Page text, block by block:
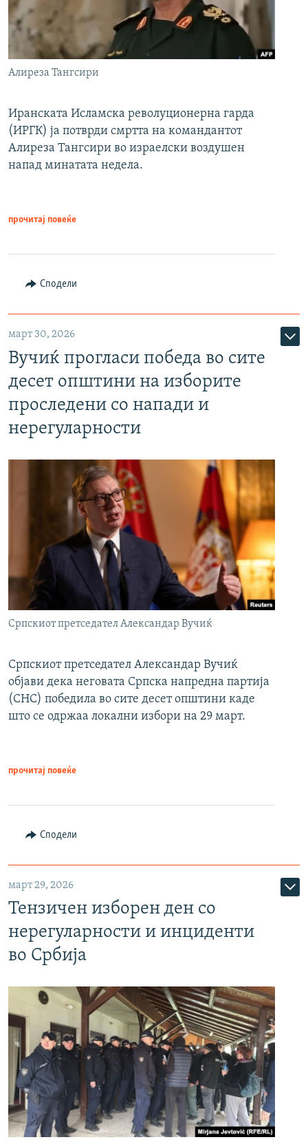
Алиреза Тангсири
Иранската Исламска револуционерна гарда
(ИРГК) ја потврди смртта на командантот
Алиреза Тангсири во израелски воздушен
напад минатата недела.
прочитај повеќе
Сподели
март 30, 2026
Вучиќ прогласи победа во сите
десет општини на изборите
проследени со напади и
нерегуларности
Српскиот претседател Александар Вучиќ
Српскиот претседател Александар Вучиќ
објави дека неговата Српска напредна партија
(СНС) победила во сите десет општини каде
што се одржаа локални избори на 29 март.
прочитај повеќе
Сподели
март 29, 2026
Тензичен изборен ден со
нерегуларности и инциденти
во Србија